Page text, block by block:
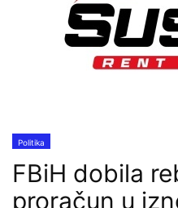
Politika
FBiH dobila
proračun u